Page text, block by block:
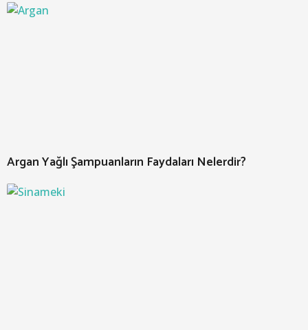
Argan Yağlı Şampuanların Faydaları Nelerdir?